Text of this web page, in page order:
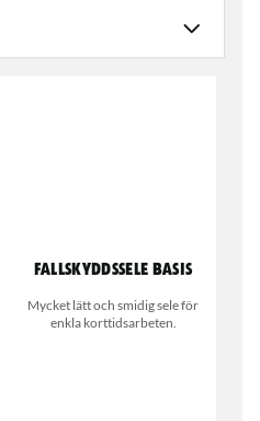
Fallskyddssele Basis
Mycket lätt och smidig sele för
enkla korttidsarbeten.